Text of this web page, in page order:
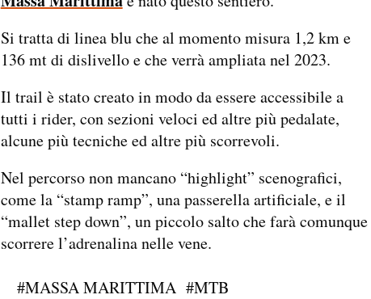
Si tratta di linea blu che al momento misura 1,2 km e
136 mt di dislivello e che verrà ampliata nel 2023.
Il trail è stato creato in modo da essere accessibile a
tutti i rider, con sezioni veloci ed altre più pedalate,
alcune più tecniche ed altre più scorrevoli.
Nel percorso non mancano “highlight” scenografici,
come la “stamp ramp”, una passerella artificiale, e il
“mallet step down”, un piccolo salto che farà comunque
scorrere l’adrenalina nelle vene.
#MASSA MARITTIMA #MTB